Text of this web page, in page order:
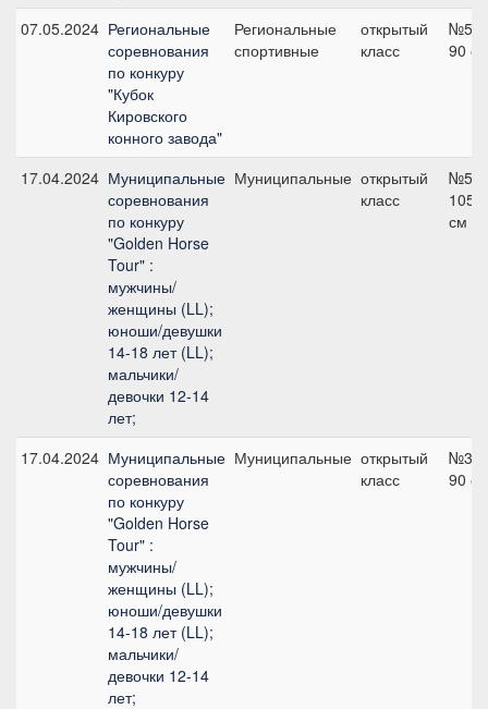
07.05.2024 Региональные
соревнования
по конкуру
"Кубок
Кировского
конного завода"
Региональные
спортивные
открытый
класс
№5а,
90 см
17.04.2024 Муниципальные
соревнования
по конкуру
"Golden Horse
Tour" :
мужчины/
женщины (LL);
юноши/девушки
14-18 лет (LL);
мальчики/
девочки 12-14
лет;
Муниципальные открытый
класс
№5А,
105
см
17.04.2024 Муниципальные
соревнования
по конкуру
"Golden Horse
Tour" :
мужчины/
женщины (LL);
юноши/девушки
14-18 лет (LL);
мальчики/
девочки 12-14
лет;
Муниципальные открытый
класс
№3А,
90 см